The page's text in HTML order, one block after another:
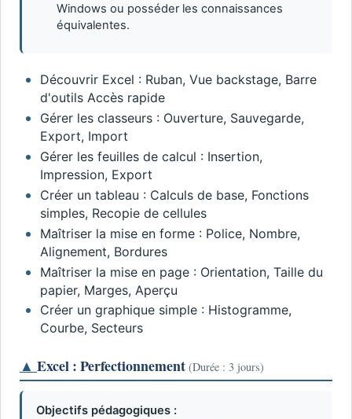
Windows ou posséder les connaissances
équivalentes.
Découvrir Excel : Ruban, Vue backstage, Barre
d'outils Accès rapide
Gérer les classeurs : Ouverture, Sauvegarde,
Export, Import
Gérer les feuilles de calcul : Insertion,
Impression, Export
Créer un tableau : Calculs de base, Fonctions
simples, Recopie de cellules
Maîtriser la mise en forme : Police, Nombre,
Alignement, Bordures
Maîtriser la mise en page : Orientation, Taille du
papier, Marges, Aperçu
Créer un graphique simple : Histogramme,
Courbe, Secteurs
▲ Excel : Perfectionnement (Durée : 3 jours)
Objectifs pédagogiques :